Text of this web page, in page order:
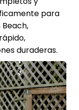
para
duraderas.